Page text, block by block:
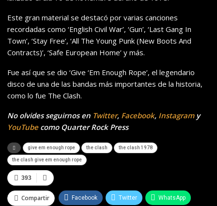
Este gran material se destacó por varias canciones
recordadas como ‘English Civil War’, ‘Gun’, ‘Last Gang In
Town’, ‘Stay Free’, ‘All The Young Punk (New Boots And
Contracts)’, ‘Safe European Home’ y más.
Fue así que se dio ‘Give ‘Em Enough Rope’, el legendario
disco de una de las bandas más importantes de la historia,
como lo fue The Clash.
No olvides seguirnos en Twitter, Facebook, Instagramy
YouTubecomo Quarter Rock Press
give em enough rope the clash the clash 1978
the clash give em enough rope
393
Compartir Facebook Twitter WhatsApp